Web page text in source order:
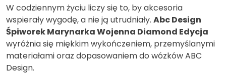
W codziennym życiu liczy się to, by akcesoria
wspierały wygodę, a nie ją utrudniały. Abc Design
Śpiworek Marynarka Wojenna Diamond Edycja
wyróżnia się miękkim wykończeniem, przemyślanymi
materiałami oraz dopasowaniem do wózków ABC
Design.